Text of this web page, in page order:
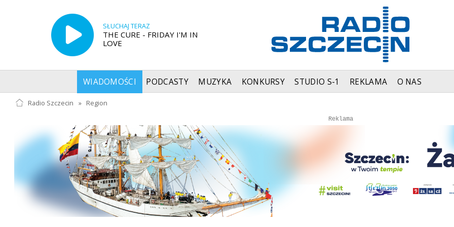
SŁUCHAJ TERAZ
THE CURE - FRIDAY I'M IN
LOVE
WIADOMOŚCI PODCASTY MUZYKA KONKURSY STUDIO S-1 REKLAMA O NAS
Radio Szczecin » Region
Reklama
Autopromocja
Autopromocja